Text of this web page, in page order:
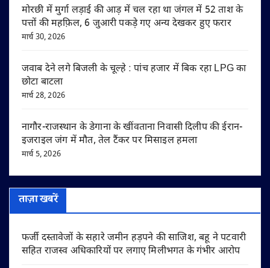
मोरछी में मुर्गा लड़ाई की आड़ में चल रहा था जंगल में 52 ताश के
पत्तों की महफ़िल, 6 जुआरी पकड़े गए अन्य देखकर हुए फरार
मार्च 30, 2026
जवाब देने लगे बिजली के चूल्हे : पांच हजार में बिक रहा LPG का
छोटा बाटला
मार्च 28, 2026
नागौर-राजस्थान के डेगाना के खींवताना निवासी दिलीप की ईरान-
इजराइल जंग में मौत, तेल टैंकर पर मिसाइल हमला
मार्च 5, 2026
ताज़ा खबरें
फर्जी दस्तावेजों के सहारे जमीन हड़पने की साजिश, बहू ने पटवारी
सहित राजस्व अधिकारियों पर लगाए मिलीभगत के गंभीर आरोप